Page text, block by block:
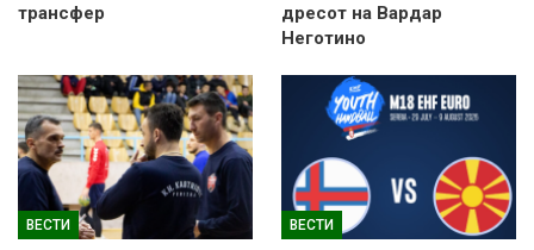
трансфер
дресот на Вардар
Неготино
ВЕСТИ ВЕСТИ